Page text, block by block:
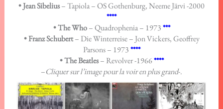
• Jean Sibelius– Tapiola – OS Gothenburg, Neeme Järvi -2000
****
• The Who– Quadrophenia – 1973***
• Franz Schubert– Die Winterreise – Jon Vickers, Geoffrey
Parsons – 1973****
• The Beatles– Revolver -1966****
–Cliquer sur l’image pour la voir en plus grand-.